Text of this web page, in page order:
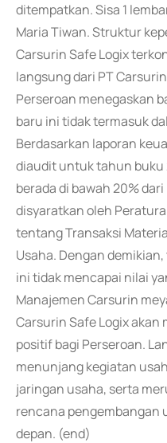
ditempatkan. Sisa 1
Maria Tiwan. Struktur
Carsurin Safe Logix
langsung dari PT
Perseroan menegaskan
baru ini tidak termasuk
Berdasarkan laporan
diaudit untuk tahun
berada di bawah 20%
disyaratkan oleh
tentang Transaksi
Usaha. Dengan
ini tidak mencapai nilai
Manajemen Carsurin
Carsurin Safe Logix akan
positif bagi Perseroan.
menunjang kegiatan
jaringan usaha, serta
rencana pengembangan
depan. (end)